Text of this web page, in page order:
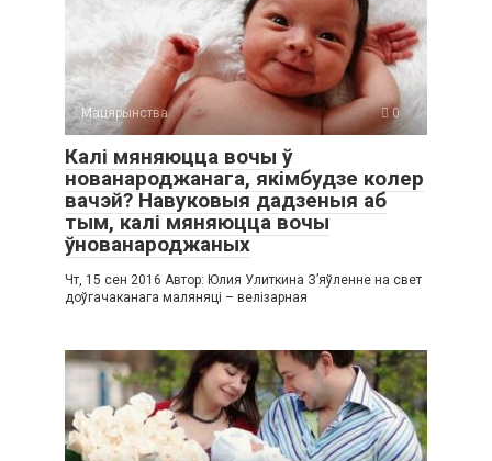
Мацярынства 0
Калі мяняюцца вочы ў
нованароджанага, якімбудзе колер
вачэй? Навуковыя дадзеныя аб
тым, калі мяняюцца вочы
ўнованароджаных
Чт, 15 сен 2016 Автор: Юлия Улиткина З’яўленне на свет
доўгачаканага маляняці – велізарная